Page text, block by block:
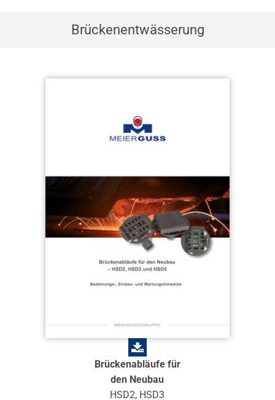
Brückenentwässerung
Brückenabläufe für
den Neubau
HSD2, HSD3